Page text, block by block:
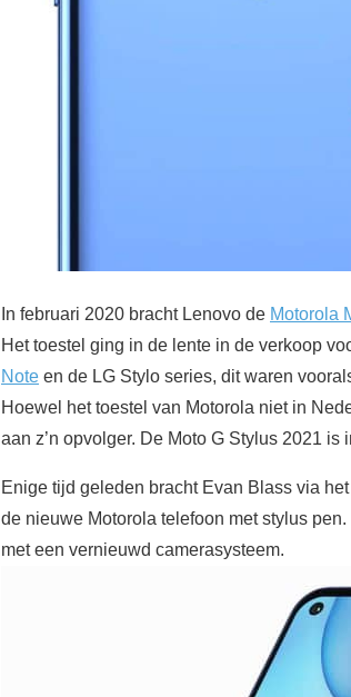
In februari 2020 bracht Lenovo de Motorola
Het toestel ging in de lente in de verkoop
Note en de LG Stylo series, dit waren
Hoewel het toestel van Motorola niet in
aan z’n opvolger. De Moto G Stylus 2021
Enige tijd geleden bracht Evan Blass via
de nieuwe Motorola telefoon met stylus
met een vernieuwd camerasysteem.